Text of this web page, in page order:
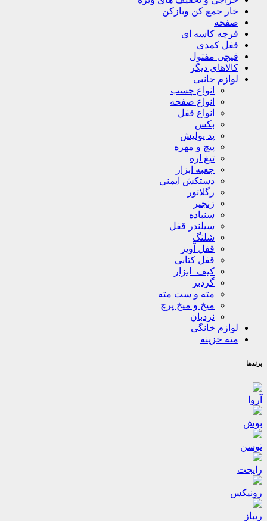
خار جمع کن وبازکن
صفحه
فرچه کاسه ای
قفل کمدی
قیچی مفتول
کالاهای دیگر
لوازم جانبی
انواع چسب
انواع صفحه
انواع قفل
بکس
پد پولیش
پیچ و مهره
تیغ اره
جعبه ابزار
دستکش ایمنی
رگلاتور
زنجیر
سنباده
سیلندر قفل
شلنگ
قفل آویز
قفل کتابی
کیف_ابزار
گردبر
مته و ست مته
میخ و میخ پرچ
نردبان
لوازم خانگی
مته خزینه
برندها
آروا
بوش
توسن
رایجت
رونیکس
ریباز